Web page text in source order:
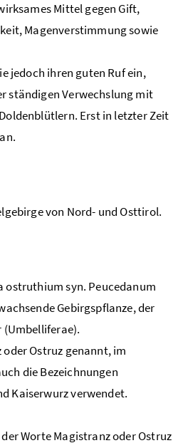
Mittel gegen Gift,
Magenverstimmung sowie
jedoch ihren guten Ruf ein,
ständigen Verwechslung mit
Erst in letzter Zeit
von Nord- und Osttirol.
ostruthium syn. Peucedanum
Gebirgspflanze, der
(Umbelliferae).
Ostruz genannt, im
die Bezeichnungen
Kaiserwurz verwendet.
Worte Magistranz oder Ostruz